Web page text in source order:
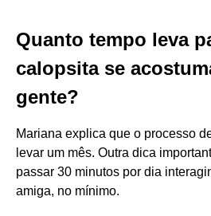
Quanto tempo leva
calopsita se
gente?
Mariana explica que o processo
levar um mês. Outra dica
passar 30 minutos por dia
amiga, no mínimo.